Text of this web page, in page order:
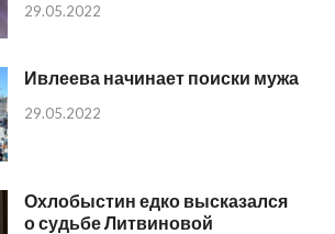
29.05.2022
Ивлеева начинает поиски мужа
29.05.2022
Охлобыстин едко высказался
о судьбе Литвиновой